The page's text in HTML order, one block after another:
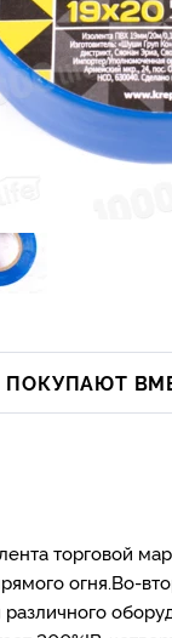
ПОКУПАЮТ
торговой
огня.Во-